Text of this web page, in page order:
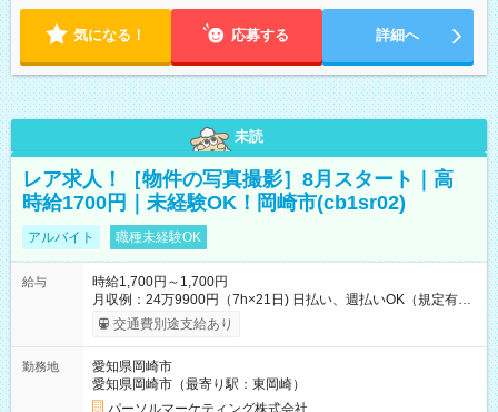
気になる！ 応募する 詳細へ
未読
レア求人！［物件の写真撮影］8月スタート｜高
時給1700円｜未経験OK！岡崎市(cb1sr02)
アルバイト 職種未経験OK
給与
時給1,700円～1,700円
月収例：24万9900円（7h×21日) 日払い、週払いOK（規定有
り） 【試用期間】試用期間なし
交通費別途支給あり
勤務地
愛知県岡崎市
愛知県岡崎市（最寄り駅：東岡崎）
パーソルマーケティング株式会社